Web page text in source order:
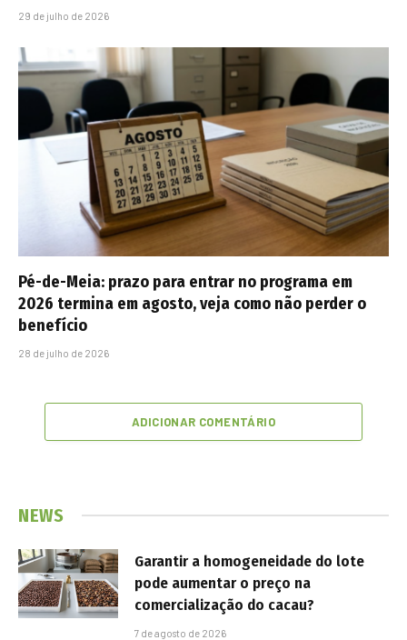
29 de julho de 2026
Pé-de-Meia: prazo para entrar no programa em
2026 termina em agosto, veja como não perder o
benefício
28 de julho de 2026
ADICIONAR COMENTÁRIO
NEWS
Garantir a homogeneidade do lote
pode aumentar o preço na
comercialização do cacau?
7 de agosto de 2026